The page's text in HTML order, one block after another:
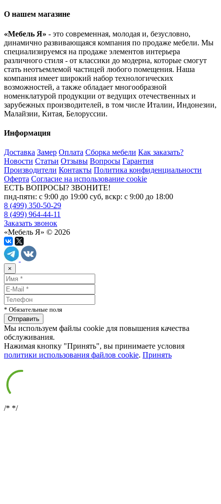
О нашем магазине
«Мебель Я» - это современная, молодая и, безусловно,
динамично развивающаяся компания по продаже мебели. Мы
специализируемся на продаже элементов интерьера
различного стиля - от классики до модерна, которые смогут
стать неотъемлемой частицей любого помещения. Наша
компания имеет широкий набор технологических
возможностей, а также обладает многообразной
номенклатурой продукции от ведущих отечественных и
зарубежных производителей, в том числе Италии, Индонезии,
Малайзии, Китая, Белоруссии.
Информация
Доставка Замер Оплата Сборка мебели Как заказать?
Новости Статьи Отзывы Вопросы Гарантия
Производители Контакты Политика конфиденциальности
Оферта Согласие на использование cookie
ЕСТЬ ВОПРОСЫ? ЗВОНИТЕ!
пнд-пятн: с 9:00 до 19:00 суб, вскр: с 9:00 до 18:00
8 (499) 350-50-29
8 (499) 964-44-11
Заказать звонок
«Мебель Я» © 2026
×
* Обязательные поля
Мы используем файлы cookie для повышения качества
обслуживания.
Нажимая кнопку "Принять", вы принимаете условия
политики использования файлов cookie. Принять
/* */